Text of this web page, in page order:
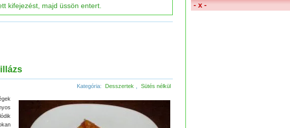
Kategória: Desszertek Sütés nélkül
- x -